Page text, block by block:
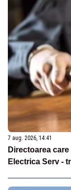
7 aug. 2026, 14:41
Directoarea
Electrica Serv -